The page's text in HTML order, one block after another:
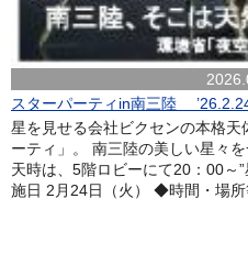
スターパーティin南三陸 ’26.2.24
星を見せる会社ビクセンの本格
ーティ」。 南三陸の美しい星々
天時は、5階ロビーにて20：00～
施日 2月24日（火） ◆時間・場所